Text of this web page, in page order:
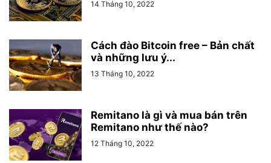
14 Tháng 10, 2022
Cách đào Bitcoin free – Bản chất
và những lưu ý...
13 Tháng 10, 2022
Remitano là gì và mua bán trên
Remitano như thế nào?
12 Tháng 10, 2022